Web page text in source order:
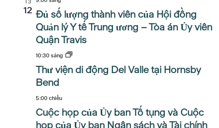
T3
12 Đủ số lượng thành viên của Hội đồng
Quản lý Y tế Trung ương – Tòa án Ủy viên
Quận Travis
10:30 sáng
Thư viện di động Del Valle tại Hornsby
Bend
5:00 chiều
Cuộc họp của Ủy ban Tố tụng và Cuộc
họp của Ủy ban Ngân sách và Tài chính